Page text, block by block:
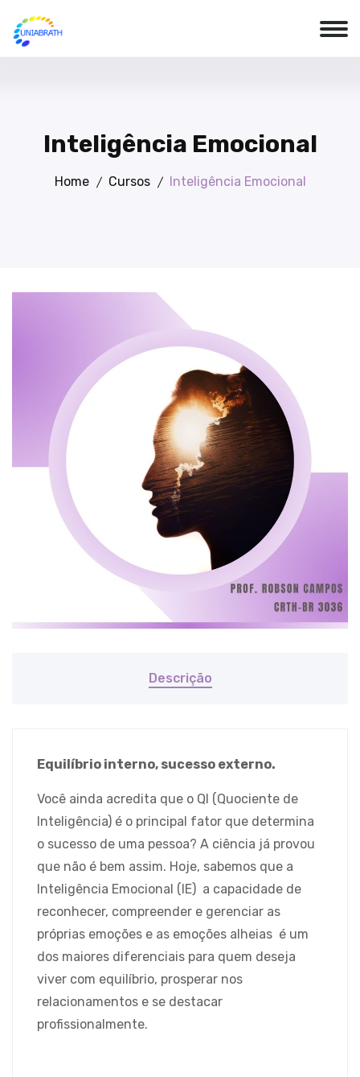
Inteligência Emocional
Home Cursos Inteligência Emocional
Descrição
Equilíbrio interno, sucesso externo.
Você ainda acredita que o QI (Quociente de
Inteligência) é o principal fator que determina
o sucesso de uma pessoa? A ciência já provou
que não é bem assim. Hoje, sabemos que a
Inteligência Emocional (IE) a capacidade de
reconhecer, compreender e gerenciar as
próprias emoções e as emoções alheias é um
dos maiores diferenciais para quem deseja
viver com equilíbrio, prosperar nos
relacionamentos e se destacar
profissionalmente.